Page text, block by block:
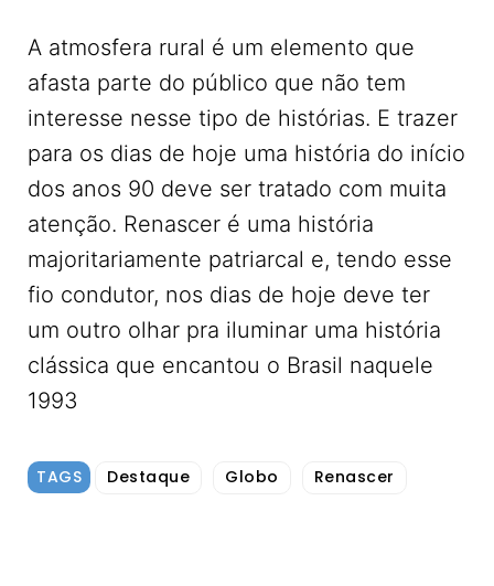
A atmosfera rural é um elemento que
afasta parte do público que não tem
interesse nesse tipo de histórias. E trazer
para os dias de hoje uma história do início
dos anos 90 deve ser tratado com muita
atenção. Renascer é uma história
majoritariamente patriarcal e, tendo esse
fio condutor, nos dias de hoje deve ter
um outro olhar pra iluminar uma história
clássica que encantou o Brasil naquele
1993
TAGS Destaque Globo Renascer